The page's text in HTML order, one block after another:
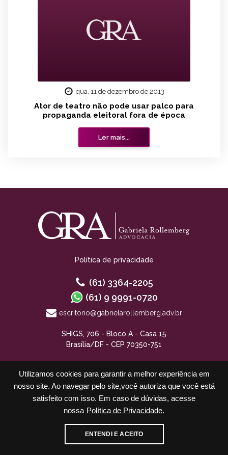
Utilizamos cookies para garantir a melhor experiência em
nosso site. Ao navegar pelo site,você autoriza que você está
satisfeito com isso. Em caso de dúvidas, acesse
nossa Política de Privacidade.
ENTENDI E ACEITO
qua, 11 de dezembro de 2013
Ator de teatro não pode usar palco para
propaganda eleitoral fora de época
Ler mais...
Cadastre-se para receber nossos informativos
E-mail WhatsApp
Política de privacidade
(61) 3364-2205
(61) 9 9991-0720
escritorio@gabrielarollemberg.adv.br
SHIGS, 706 - Bloco A - Casa 15
Brasília/DF - CEP 70350-751